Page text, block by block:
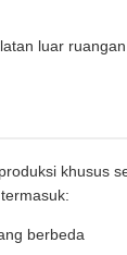
luar
khusus
berbeda